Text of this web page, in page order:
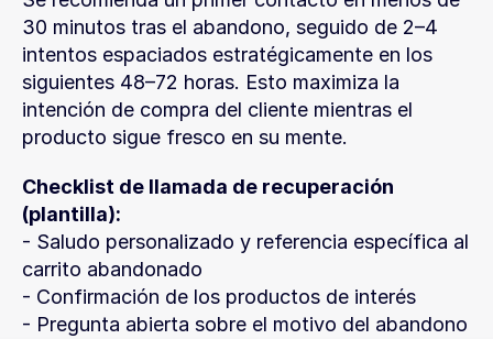
30 minutos tras el abandono, seguido de 2–4
intentos espaciados estratégicamente en los
siguientes 48–72 horas. Esto maximiza la
intención de compra del cliente mientras el
producto sigue fresco en su mente.
Checklist de llamada de recuperación
(plantilla):
- Saludo personalizado y referencia específica al
carrito abandonado
- Confirmación de los productos de interés
- Pregunta abierta sobre el motivo del abandono